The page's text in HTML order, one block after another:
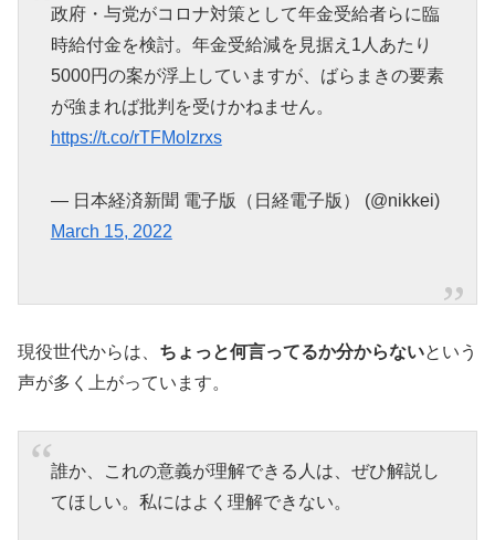
政府・与党がコロナ対策として年金受給者らに臨
時給付金を検討。年金受給減を見据え1人あたり
5000円の案が浮上していますが、ばらまきの要素
が強まれば批判を受けかねません。
https://t.co/rTFMoIzrxs
— 日本経済新聞 電子版（日経電子版） (@nikkei)
March 15, 2022
現役世代からは、 ちょっと何言ってるか分からないという
声が多く上がっています。
誰か、これの意義が理解できる人は、ぜひ解説し
てほしい。私にはよく理解できない。